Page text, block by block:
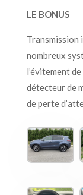
LE BONUS
Transmission
nombreux
l’évitement
détecteur de
de perte